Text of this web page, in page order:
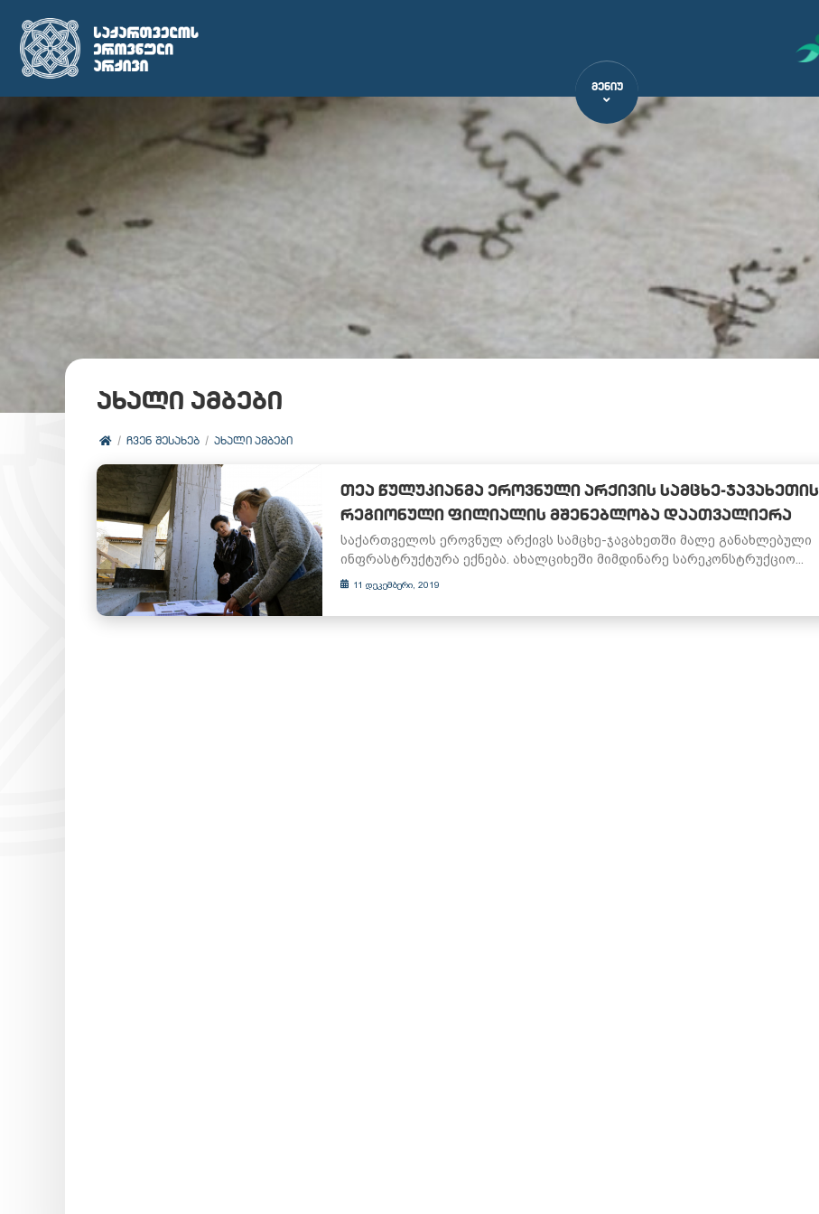
ᲛᲔᲜᲘᲣ
ახალი ამბები
ᲩᲕᲔᲜ ᲨᲔᲡᲐᲮᲔᲑ ᲐᲮᲐᲚᲘ ᲐᲛᲑᲔᲑᲘ
ᲗᲔᲐ ᲬᲣᲚᲣᲙᲘᲐᲜᲛᲐ ᲔᲠᲝᲕᲜᲣᲚᲘ ᲐᲠᲥᲘᲕᲘᲡ ᲡᲐᲛᲪᲮᲔ-ᲯᲐᲕᲐᲮᲔᲗᲘᲡ
ᲠᲔᲒᲘᲝᲜᲣᲚᲘ ᲤᲘᲚᲘᲐᲚᲘᲡ ᲛᲨᲔᲜᲔᲑᲚᲝᲑᲐ ᲓᲐᲐᲗᲕᲐᲚᲘᲔᲠᲐ
საქართველოს ეროვნულ არქივს სამცხე-ჯავახეთში მალე განახლებული
ინფრასტრუქტურა ექნება. ახალციხეში მიმდინარე სარეკონსტრუქციო...
11 დეკემბერი, 2019